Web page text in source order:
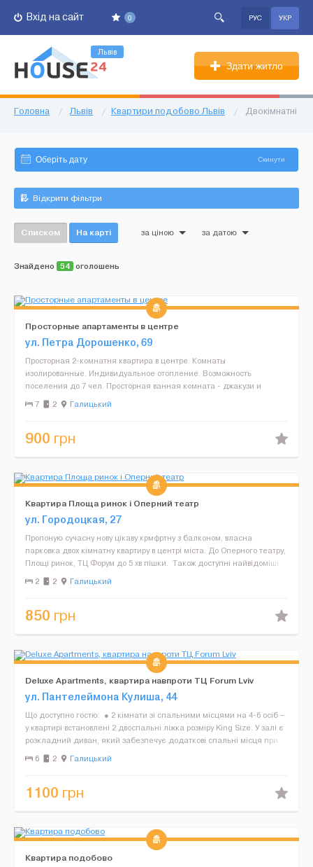
0
Вхід на сайт РУС УКР
Львів
Здати житло
Головна / Львів / Квартири подобово Львів / Двокімнатні
Скинути
Відкрити фільтри
Списком На карті за ціною за датою
Знайдено 54 оголошень
Просторные апартаменты в центре
ул. Петра Дорошенко, 69
Просторная 2-комнатня квартира в центре. Комнаты
изолированные. Индивидуальное отопление. Возможность
поселения до 7 чел. Просторная ванная комната - джакузи и
душевая кабина. Спальные места - 2+2+2+1. Балкон. Высокий 1
этаж. В кв...
7 2 Галицький
900 грн
Квартира Площа ринок і Оперний театр
ул. Городоцкая, 27
Пропоную сучасну нову цікаву крмфртну з балконом, власна
парковка двох кімнатну квартиру в центрі міста. До Оперного театру,
Площі ринок, ТЦ Форум до 5 хв пішки. Також доступні найвідоміші
місця у Львові. Квартира розр...
2 2 Галицький
850 грн
Deluxe Apartments, квартира навпроти ТЦ Forum Lviv
ул. Пантелеймона Кулиша, 44
Що доступно гостю: ● 2 кімнати зі спальними місцями на 4-6 осіб –
у квартирі встановлені 2 двоспальні ліжка розміру King Size. У залі є
розкладний диван, який забезпечує додаткові спальні місця при
необхідності. Додают...
6 2 Галицький
1100 грн
Квартира подобово